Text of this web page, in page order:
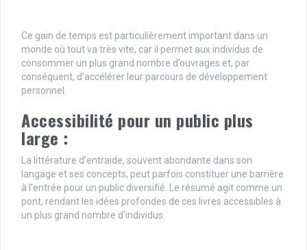
Ce gain de temps est particulièrement important dans un
monde où tout va très vite, car il permet aux individus de
consommer un plus grand nombre d’ouvrages et, par
conséquent, d’accélérer leur parcours de développement
personnel.
Accessibilité pour un public plus
large :
La littérature d’entraide, souvent abondante dans son
langage et ses concepts, peut parfois constituer une barrière
à l’entrée pour un public diversifié. Le résumé agit comme un
pont, rendant les idées profondes de ces livres accessibles à
un plus grand nombre d’individus.